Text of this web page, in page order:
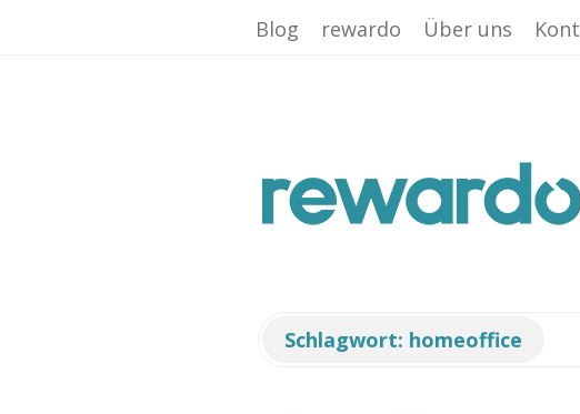
Blog rewardo Über uns
r
e
aSchlagwort: homeoffice